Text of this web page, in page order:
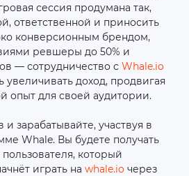
сессия продумана так,
ответственной и приносить
конверсионным брендом,
ревшеры до 50% и
— сотрудничество с Whale.io
увеличивать доход, продвигая
опыт для своей аудитории.
зарабатывайте, участвуя в
Whale. Вы будете получать
который
играть на whale.io через